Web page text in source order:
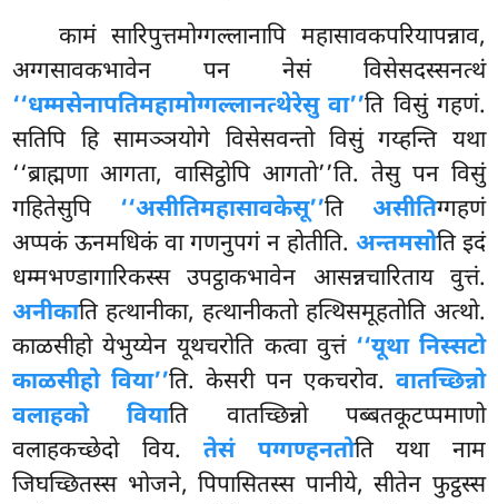
कामं सारिपुत्तमोग्गल्लानापि महासावकपरियापन्नाव,
अग्गसावकभावेन पन नेसं विसेसदस्सनत्थं
‘‘धम्मसेनापतिमहामोग्गल्लानत्थेरेसु वा’’ति विसुं गहणं.
सतिपि हि सामञ्ञयोगे विसेसवन्तो विसुं गय्हन्ति यथा
‘‘ब्राह्मणा आगता, वासिट्ठोपि आगतो’’ति. तेसु पन विसुं
गहितेसुपि ‘‘असीतिमहासावकेसू’’ति असीतिग्गहणं
अप्पकं ऊनमधिकं वा गणनुपगं न होतीति. अन्तमसोति इदं
धम्मभण्डागारिकस्स उपट्ठाकभावेन आसन्नचारिताय वुत्तं.
अनीकाति हत्थानीका, हत्थानीकतो हत्थिसमूहतोति अत्थो.
काळसीहो येभुय्येन यूथचरोति कत्वा वुत्तं ‘‘यूथा निस्सटो
काळसीहो विया’’ति. केसरी पन एकचरोव. वातच्छिन्नो
वलाहको वियाति वातच्छिन्नो पब्बतकूटप्पमाणो
वलाहकच्छेदो विय.तेसं पग्गण्हनतोति यथा नाम
जिघच्छितस्स भोजने, पिपासितस्स पानीये, सीतेन फुट्ठस्स